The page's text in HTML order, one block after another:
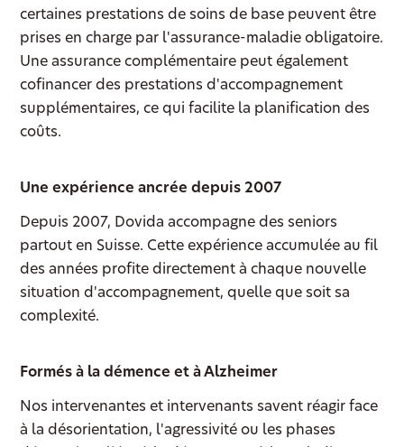
certaines prestations de soins de base peuvent être
prises en charge par l'assurance-maladie obligatoire.
Une assurance complémentaire peut également
cofinancer des prestations d'accompagnement
supplémentaires, ce qui facilite la planification des
coûts.
Une expérience ancrée depuis 2007
Depuis 2007, Dovida accompagne des seniors
partout en Suisse. Cette expérience accumulée au fil
des années profite directement à chaque nouvelle
situation d'accompagnement, quelle que soit sa
complexité.
Formés à la démence et à Alzheimer
Nos intervenantes et intervenants savent réagir face
à la désorientation, l'agressivité ou les phases